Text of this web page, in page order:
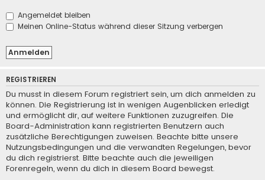
Angemeldet bleiben
Meinen Online-Status während dieser Sitzung verbergen
REGISTRIEREN
Du musst in diesem Forum registriert sein, um dich anmelden zu
können. Die Registrierung ist in wenigen Augenblicken erledigt
und ermöglicht dir, auf weitere Funktionen zuzugreifen. Die
Board-Administration kann registrierten Benutzern auch
zusätzliche Berechtigungen zuweisen. Beachte bitte unsere
Nutzungsbedingungen und die verwandten Regelungen, bevor
du dich registrierst. Bitte beachte auch die jeweiligen
Forenregeln, wenn du dich in diesem Board bewegst.